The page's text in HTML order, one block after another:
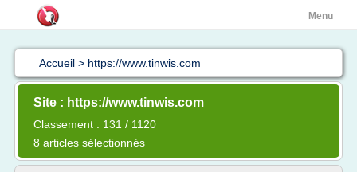
Menu
Accueil > https://www.tinwis.com
Site : https://www.tinwis.com
Classement : 131 / 1120
8 articles sélectionnés